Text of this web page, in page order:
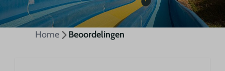
Home Beoordelingen